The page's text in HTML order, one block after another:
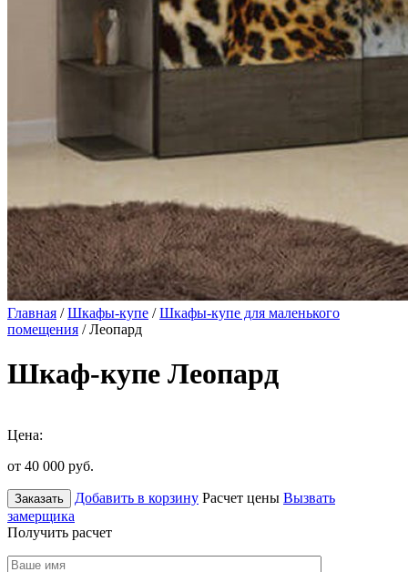
Главная /Шкафы-купе /Шкафы-купе для маленького
помещения / Леопард
Шкаф-купе Леопард
Цена:
от 40 000 руб.
Заказать Добавить в корзину Расчет цены Вызвать
замерщика
Получить расчет